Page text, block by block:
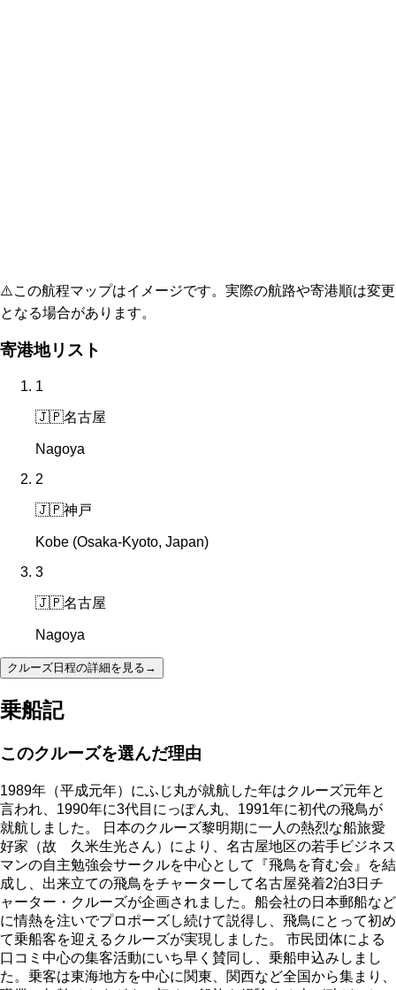
⚠️この航程マップはイメージです。実際の航路や寄港順は変更
となる場合があります。
寄港地リスト
1
🇯🇵名古屋
Nagoya
2
🇯🇵神戸
Kobe (Osaka-Kyoto, Japan)
3
🇯🇵名古屋
Nagoya
クルーズ日程の詳細を見る →
乗船記
このクルーズを選んだ理由
1989年（平成元年）にふじ丸が就航した年はクルーズ元年と
言われ、1990年に3代目にっぽん丸、1991年に初代の飛鳥が
就航しました。 日本のクルーズ黎明期に一人の熱烈な船旅愛
好家（故 久米生光さん）により、名古屋地区の若手ビジネス
マンの自主勉強会サークルを中心として『飛鳥を育む会』を結
成し、出来立ての飛鳥をチャーターして名古屋発着2泊3日チ
ャーター・クルーズが企画されました。船会社の日本郵船など
に情熱を注いでプロポーズし続けて説得し、飛鳥にとって初め
て乗船客を迎えるクルーズが実現しました。 市民団体による
口コミ中心の集客活動にいち早く賛同し、乗船申込みしまし
た。乗客は東海地方を中心に関東、関西など全国から集まり、